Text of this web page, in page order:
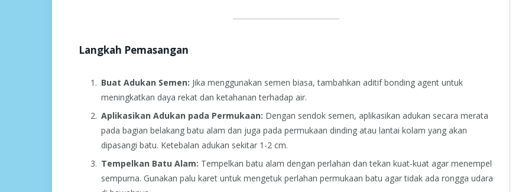
Langkah Pemasangan
Buat Adukan Semen: Jika menggunakan semen biasa, tambahkan aditif bonding agent untuk
meningkatkan daya rekat dan ketahanan terhadap air.
Aplikasikan Adukan pada Permukaan: Dengan sendok semen, aplikasikan adukan secara merata
pada bagian belakang batu alam dan juga pada permukaan dinding atau lantai kolam yang akan
dipasangi batu. Ketebalan adukan sekitar 1-2 cm.
Tempelkan Batu Alam: Tempelkan batu alam dengan perlahan dan tekan kuat-kuat agar menempel
sempurna. Gunakan palu karet untuk mengetuk perlahan permukaan batu agar tidak ada rongga udara